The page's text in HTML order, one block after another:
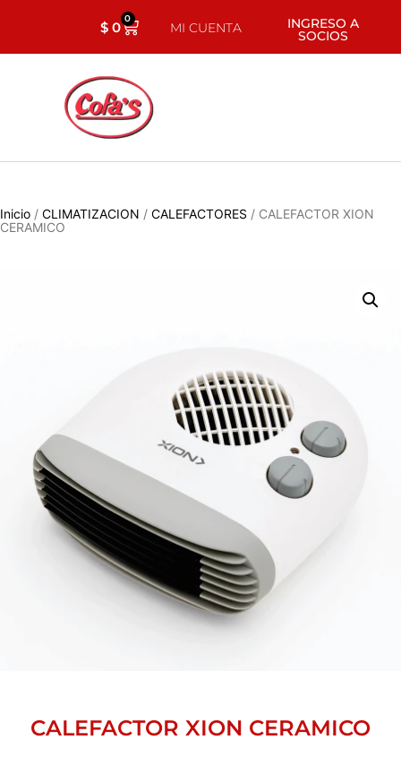
$0 0
MI CUENTA INGRESO A
SOCIOS
Inicio / CLIMATIZACION / CALEFACTORES / CALEFACTOR XION
CERAMICO
CALEFACTOR XION CERAMICO